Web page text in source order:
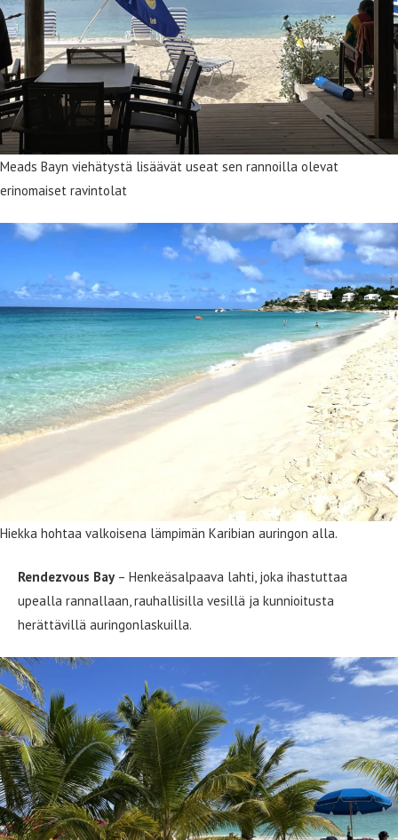
Meads Bayn viehätystä lisäävät useat sen rannoilla olevat
erinomaiset ravintolat
Hiekka hohtaa valkoisena lämpimän Karibian auringon alla.
Rendezvous Bay – Henkeäsalpaava lahti, joka ihastuttaa
upealla rannallaan, rauhallisilla vesillä ja kunnioitusta
herättävillä auringonlaskuilla.